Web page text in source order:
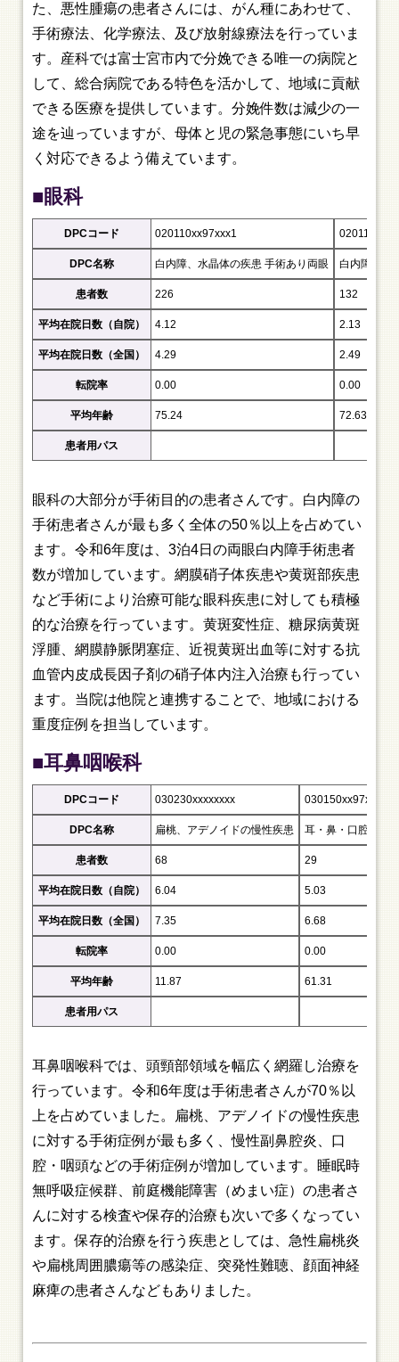
た、悪性腫瘍の患者さんには、がん種にあわせて、
手術療法、化学療法、及び放射線療法を行っていま
す。産科では富士宮市内で分娩できる唯一の病院と
して、総合病院である特色を活かして、地域に貢献
できる医療を提供しています。分娩件数は減少の一
途を辿っていますが、母体と児の緊急事態にいち早
く対応できるよう備えています。
■眼科
DPCコード
DPC名称
患者数
平均在院日数（自院）
平均在院日数（全国）
転院率
平均年齢
患者用パス
020110xx97xxx1
白内障、水晶体の疾患 手術あり両眼
226
4.12
4.29
0.00
75.24
白内障、水
132
2.13
2.49
0.00
72.63
眼科の大部分が手術目的の患者さんです。白内障の
手術患者さんが最も多く全体の50％以上を占めてい
ます。令和6年度は、3泊4日の両眼白内障手術患者
数が増加しています。網膜硝子体疾患や黄斑部疾患
など手術により治療可能な眼科疾患に対しても積極
的な治療を行っています。黄斑変性症、糖尿病黄斑
浮腫、網膜静脈閉塞症、近視黄斑出血等に対する抗
血管内皮成長因子剤の硝子体内注入治療も行ってい
ます。当院は他院と連携することで、地域における
重度症例を担当しています。
■耳鼻咽喉科
DPCコード
DPC名称
患者数
平均在院日数（自院）
平均在院日数（全国）
転院率
平均年齢
患者用パス
030230xxxxxxxx
扁桃、アデノイドの慢性疾患
68
6.04
7.35
0.00
11.87
030150xx97xxxx
耳・鼻・口腔・咽
29
5.03
6.68
0.00
61.31
耳鼻咽喉科では、頭頸部領域を幅広く網羅し治療を
行っています。令和6年度は手術患者さんが70％以
上を占めていました。扁桃、アデノイドの慢性疾患
に対する手術症例が最も多く、慢性副鼻腔炎、口
腔・咽頭などの手術症例が増加しています。睡眠時
無呼吸症候群、前庭機能障害（めまい症）の患者さ
んに対する検査や保存的治療も次いで多くなってい
ます。保存的治療を行う疾患としては、急性扁桃炎
や扁桃周囲膿瘍等の感染症、突発性難聴、顔面神経
麻痺の患者さんなどもありました。